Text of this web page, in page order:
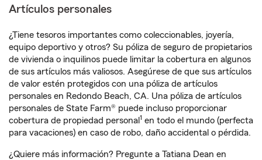
Artículos personales
¿Tiene tesoros importantes como coleccionables, joyería,
equipo deportivo y otros? Su póliza de seguro de propietarios
de vivienda o inquilinos puede limitar la cobertura en algunos
de sus artículos más valiosos. Asegúrese de que sus artículos
de valor estén protegidos con una póliza de artículos
personales en Redondo Beach, CA. Una póliza de artículos
personales de State Farm® puede incluso proporcionar
cobertura de propiedad personal 1 en todo el mundo (perfecta
para vacaciones) en caso de robo, daño accidental o pérdida.
¿Quiere más información? Pregunte a Tatiana Dean en